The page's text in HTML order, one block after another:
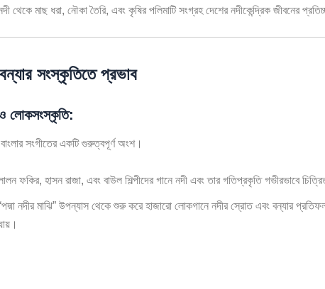
থেকে মাছ ধরা, নৌকা তৈরি, এবং কৃষির পলিমাটি সংগ্রহ দেশের নদীকেন্দ্রিক জীবনের
সংস্কৃতিতে প্রভাব
লোকসংস্কৃতি:
সংগীতের একটি গুরুত্বপূর্ণ অংশ।
ফকির, হাসন রাজা, এবং বাউল শিল্পীদের গানে নদী এবং তার গতিপ্রকৃতি গভীরভাবে
নদীর মাঝি” উপন্যাস থেকে শুরু করে হাজারো লোকগানে নদীর স্রোত এবং বন্যার